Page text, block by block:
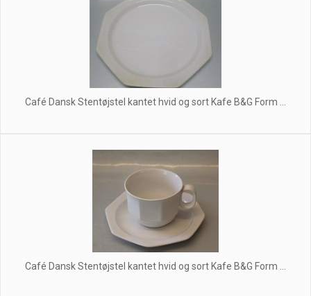
Café Dansk Stentøjstel kantet hvid og sort Kafe B&G Form ...
Café Dansk Stentøjstel kantet hvid og sort Kafe B&G Form ...